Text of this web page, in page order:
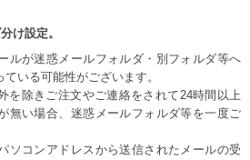
け設定。
ルが迷惑メールフォルダ・別フォルダ等へ
いる可能性がございます。
を除きご注文やご連絡をされて24時間以上
無い場合、迷惑メールフォルダ等を一度ご
ソコンアドレスから送信されたメールの受